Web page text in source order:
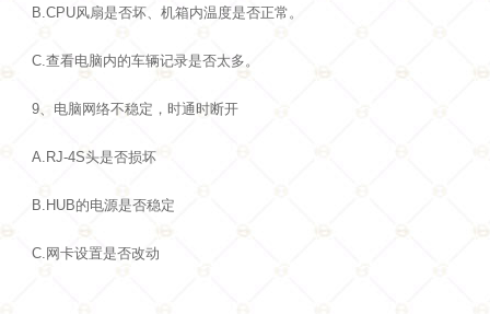
B.CPU风扇是否坏、机箱内温度是否正常。
C.查看电脑内的车辆记录是否太多。
9、电脑网络不稳定，时通时断开
A.RJ-4S头是否损坏
B.HUB的电源是否稳定
C.网卡设置是否改动